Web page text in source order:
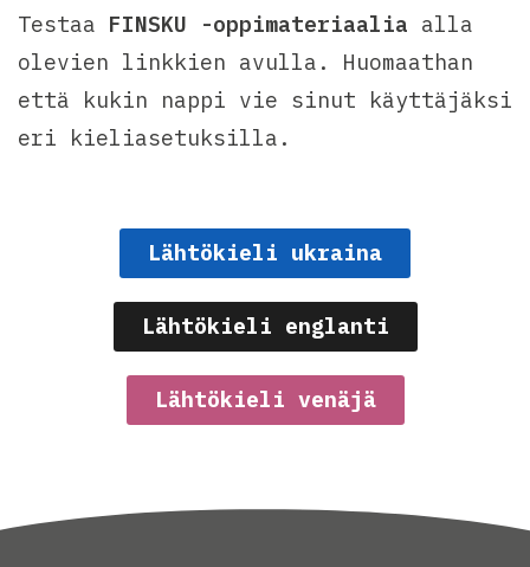
Testaa FINSKU -oppimateriaalia alla
olevien linkkien avulla. Huomaathan
että kukin nappi vie sinut käyttäjäksi
eri kieliasetuksilla.
Lähtökieli ukraina
Lähtökieli englanti
Lähtökieli venäjä